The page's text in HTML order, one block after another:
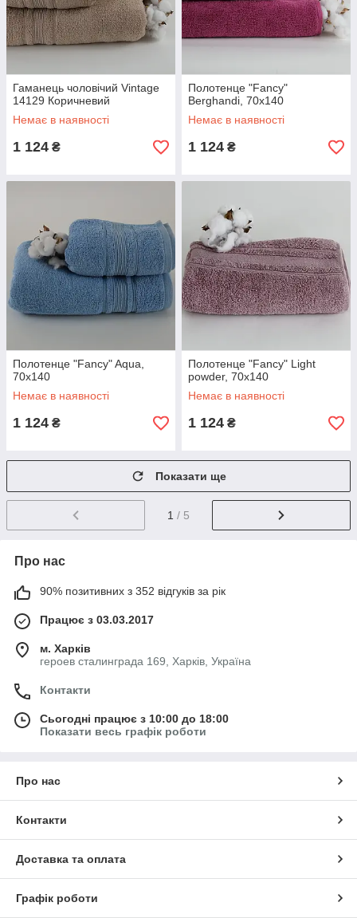
Гаманець чоловічий Vintage
14129 Коричневий
Немає в наявності
1 124 ₴
Полотенце "Fancy"
Berghandi, 70x140
Немає в наявності
1 124 ₴
Полотенце "Fancy" Aqua,
70x140
Немає в наявності
1 124 ₴
Полотенце "Fancy" Light
powder, 70x140
Немає в наявності
1 124 ₴
Показати ще
1 / 5
Про нас
90% позитивних з 352 відгуків за рік
Працює з 03.03.2017
м. Харків
героев сталинграда 169, Харків, Україна
Контакти
Сьогодні працює з 10:00 до 18:00
Показати весь графік роботи
Про нас
Контакти
Доставка та оплата
Графік роботи